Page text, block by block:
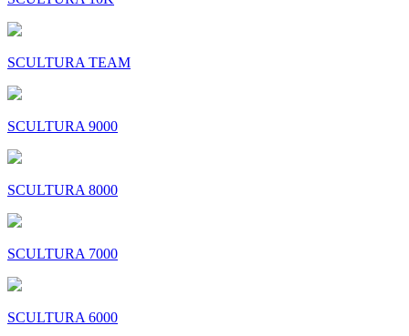
SCULTURA TEAM
SCULTURA 9000
SCULTURA 8000
SCULTURA 7000
SCULTURA 6000